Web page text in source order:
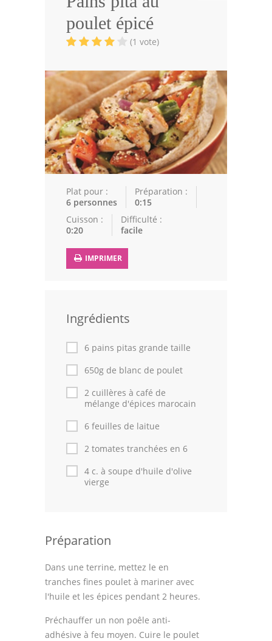
Volailles
Cuisines Orientales
Recettes marocaine
Cuisine Algérienne
Cuisine Tunisienne
Cuisine Juive
Cuisine Libanaise
Astuces de cuisine
Fêtes Religieuses
Chefs
Forum
Thèmes
Espace Personnel
poulet épicé
(1 vote)
Plat pour :
6 personnes
Préparation :
0:15
Cuisson :
0:20
Difficulté :
facile
IMPRIMER
Ingrédients
6 pains pitas grande taille
650g de blanc de poulet
2 cuillères à café de
mélange d'épices marocain
6 feuilles de laitue
2 tomates tranchées en 6
4 c. à soupe d'huile d'olive
vierge
Préparation
Dans une terrine, mettez le en
tranches fines poulet à mariner avec
l'huile et les épices pendant 2 heures.
Préchauffer un non poêle anti-
adhésive à feu moyen. Cuire le poulet